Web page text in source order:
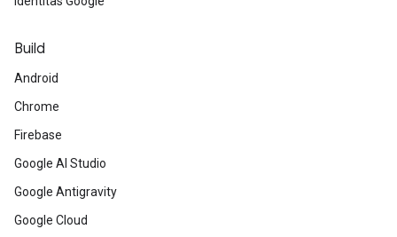
Build
Android
Chrome
Firebase
Google AI Studio
Google Antigravity
Google Cloud